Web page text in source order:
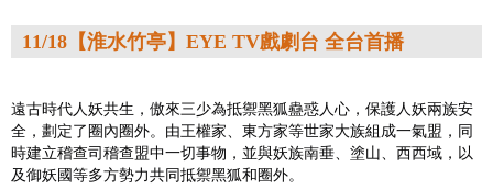
11/18【淮水竹亭】EYE TV戲劇台 全台首播
遠古時代人妖共生，傲來三少為抵禦黑狐蠱惑人心，保護人妖兩族安
全，劃定了圈內圈外。由王權家、東方家等世家大族組成一氣盟，同
時建立稽查司稽查盟中一切事物，並與妖族南垂、塗山、西西域，以
及御妖國等多方勢力共同抵禦黑狐和圈外。